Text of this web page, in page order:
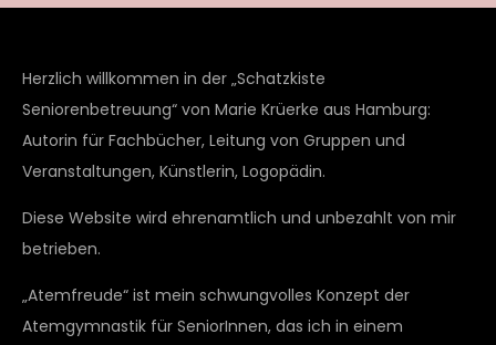
Herzlich willkommen in der „Schatzkiste
Seniorenbetreuung“ von Marie Krüerke aus Hamburg:
Autorin für Fachbücher, Leitung von Gruppen und
Veranstaltungen, Künstlerin, Logopädin.
Diese Website wird ehrenamtlich und unbezahlt von mir
betrieben.
„Atemfreude“ ist mein schwungvolles Konzept der
Atemgymnastik für SeniorInnen, das ich in einem